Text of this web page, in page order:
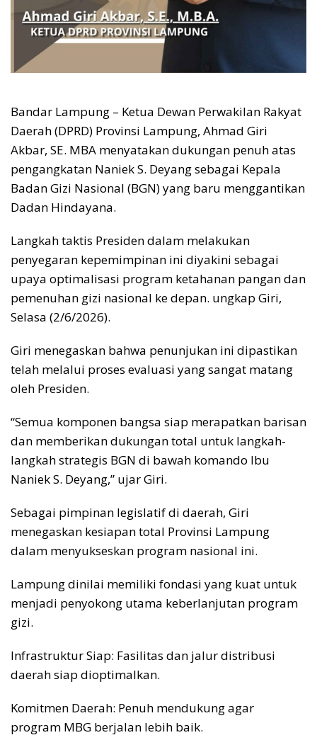
Bandar Lampung – Ketua Dewan Perwakilan Rakyat
Daerah (DPRD) Provinsi Lampung, Ahmad Giri
Akbar, SE. MBA menyatakan dukungan penuh atas
pengangkatan Naniek S. Deyang sebagai Kepala
Badan Gizi Nasional (BGN) yang baru menggantikan
Dadan Hindayana.
Langkah taktis Presiden dalam melakukan
penyegaran kepemimpinan ini diyakini sebagai
upaya optimalisasi program ketahanan pangan dan
pemenuhan gizi nasional ke depan. ungkap Giri,
Selasa (2/6/2026).
Giri menegaskan bahwa penunjukan ini dipastikan
telah melalui proses evaluasi yang sangat matang
oleh Presiden.
“Semua komponen bangsa siap merapatkan barisan
dan memberikan dukungan total untuk langkah-
langkah strategis BGN di bawah komando Ibu
Naniek S. Deyang,” ujar Giri.
Sebagai pimpinan legislatif di daerah, Giri
menegaskan kesiapan total Provinsi Lampung
dalam menyukseskan program nasional ini.
Lampung dinilai memiliki fondasi yang kuat untuk
menjadi penyokong utama keberlanjutan program
gizi.
Infrastruktur Siap: Fasilitas dan jalur distribusi
daerah siap dioptimalkan.
Komitmen Daerah: Penuh mendukung agar
program MBG berjalan lebih baik.